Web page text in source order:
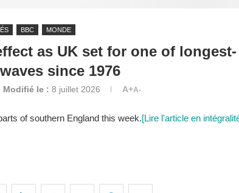
BBC MONDE
as UK set for one of longest-
since 1976
Modifié le : 8 juillet 2026 A+A-
of southern England this week.[Lire l'article en